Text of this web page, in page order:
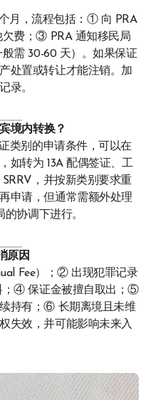
月，流程包括：① 向 PRA
费；③ PRA 通知移民局
需 30-60 天）。如果保证
处置或转让才能注销。加
录。
境内转换？
类别的申请条件，可以在
如转为 13A 配偶签证、工
，并按新类别要求重
申请，但通常需额外处理
协调下进行。
原因
Fee）；② 出现犯罪记录
；④ 保证金被擅自取出；⑤
持有；⑥ 长期离境且未维
失效，并可能影响未来入